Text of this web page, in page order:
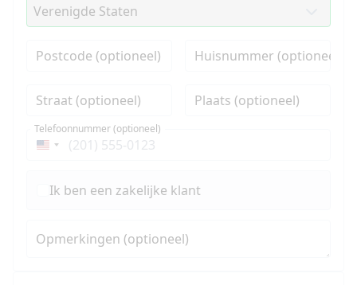
Postcode (optioneel) Huisnummer (optioneel)
Straat (optioneel) Plaats (optioneel)
Verenigde
+1
Telefoonnummer (optioneel)
Ik ben een zakelijke klant
Opmerkingen (optioneel)